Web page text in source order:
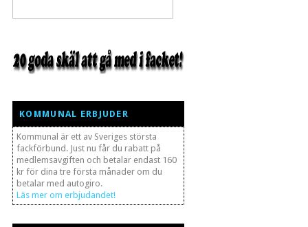
KOMMUNAL ERBJUDER
Kommunal är ett av Sveriges största
fackförbund. Just nu får du rabatt på
medlemsavgiften och betalar endast 160
kr för dina tre första månader om du
betalar med autogiro.
Läs mer om erbjudandet!